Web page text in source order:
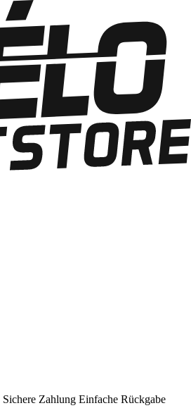
Sichere Zahlung Einfache Rückgabe